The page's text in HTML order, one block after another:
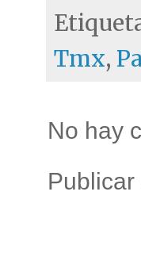
Tmx,
No hay